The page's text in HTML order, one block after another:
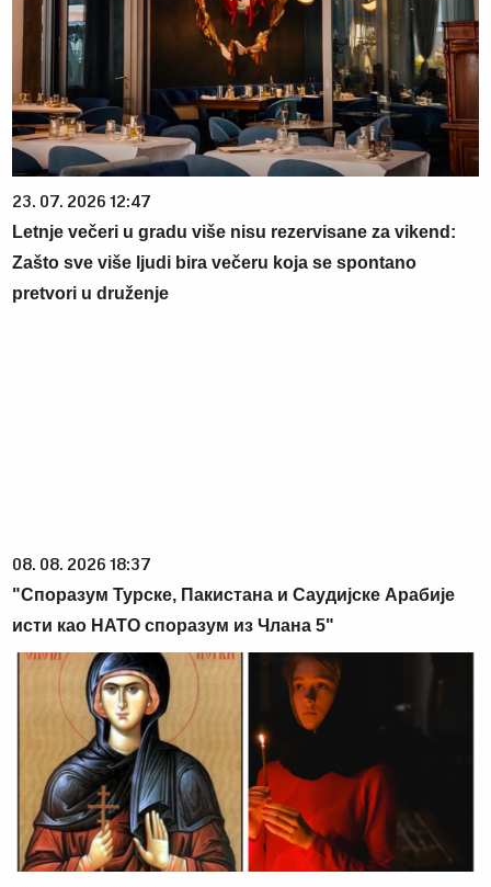
23. 07. 2026 12:47
Letnje večeri u gradu više nisu rezervisane za vikend:
Zašto sve više ljudi bira večeru koja se spontano
pretvori u druženje
08. 08. 2026 18:37
"Споразум Турске, Пакистана и Саудијске Арабије
исти као НАТО споразум из Члана 5"